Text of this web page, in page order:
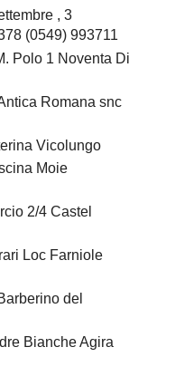
, 3
(0549) 993711
Polo 1 Noventa Di
Romana snc
Vicolungo
Moie
2/4 Castel
Loc Farniole
del
Bianche Agira